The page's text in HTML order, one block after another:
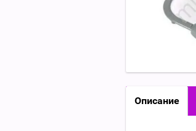
Описание